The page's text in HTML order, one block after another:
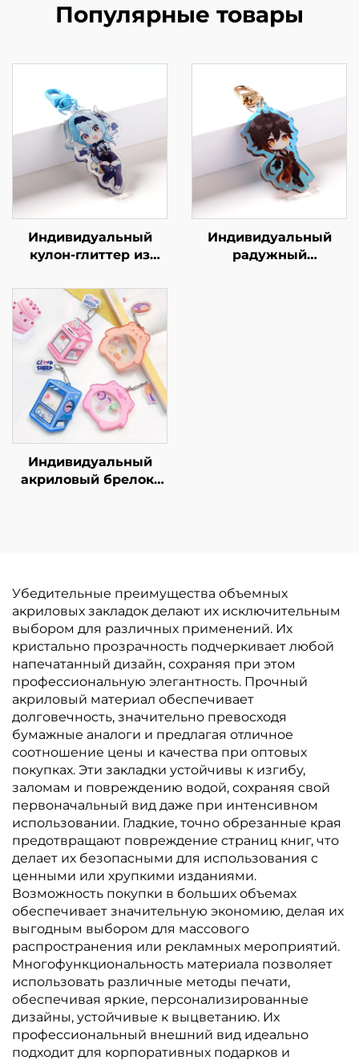
Популярные товары
Индивидуальный
кулон-глиттер из
Индивидуальный
радужный
Индивидуальный
акриловый брелок-
Убедительные преимущества объемных
акриловых закладок делают их исключительным
выбором для различных применений. Их
кристально прозрачность подчеркивает любой
напечатанный дизайн, сохраняя при этом
профессиональную элегантность. Прочный
акриловый материал обеспечивает
долговечность, значительно превосходя
бумажные аналоги и предлагая отличное
соотношение цены и качества при оптовых
покупках. Эти закладки устойчивы к изгибу,
заломам и повреждению водой, сохраняя свой
первоначальный вид даже при интенсивном
использовании. Гладкие, точно обрезанные края
предотвращают повреждение страниц книг, что
делает их безопасными для использования с
ценными или хрупкими изданиями.
Возможность покупки в больших объемах
обеспечивает значительную экономию, делая их
выгодным выбором для массового
распространения или рекламных мероприятий.
Многофункциональность материала позволяет
использовать различные методы печати,
обеспечивая яркие, персонализированные
дизайны, устойчивые к выцветанию. Их
профессиональный внешний вид идеально
подходит для корпоративных подарков и